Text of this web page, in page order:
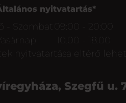
nyitvatartás*
- Szombat
09:00 - 20:00
Vasárnap
10:00 - 18:00
nyitvatartása eltérő
Szegfű u.